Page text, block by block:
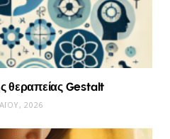
θεραπείας Gestalt
2026